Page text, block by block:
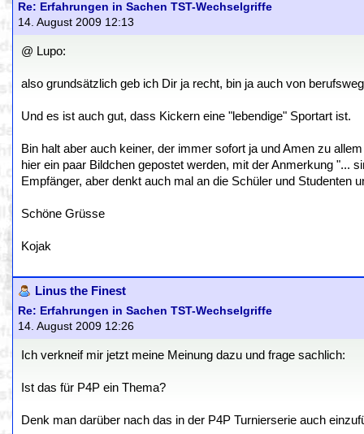
Re: Erfahrungen in Sachen TST-Wechselgriffe
14. August 2009 12:13
@ Lupo:
also grundsätzlich geb ich Dir ja recht, bin ja auch von
Und es ist auch gut, dass Kickern eine "lebendige" Sportart ist.
Bin halt aber auch keiner, der immer sofort ja und Amen zu
hier ein paar Bildchen gepostet werden, mit der Anmerkung "...
Empfänger, aber denkt auch mal an die Schüler und Studenten
Schöne Grüsse
Kojak
Linus the Finest
Re: Erfahrungen in Sachen TST-Wechselgriffe
14. August 2009 12:26
Ich verkneif mir jetzt meine Meinung dazu und frage sachlich:
Ist das für P4P ein Thema?
Denk man darüber nach das in der P4P Turnierserie auch